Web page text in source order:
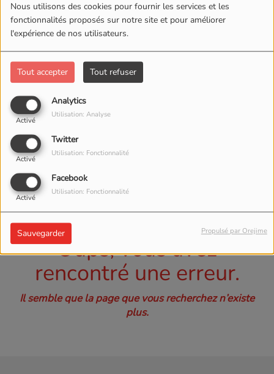
Nous utilisons des cookies pour fournir les services et les
fonctionnalités proposés sur notre site et pour améliorer
l'expérience de nos utilisateurs.
Tout accepter Tout refuser
Analytics
Activé
Utilisation: Analyse
Twitter
Activé
Utilisation: Fonctionnalité
Facebook
Activé
Utilisation: Fonctionnalité
Sauvegarder Propulsé par Orejime
Oups, vous avez
rencontré une erreur.
Il semble que la page que vous recherchez n’existe
plus.